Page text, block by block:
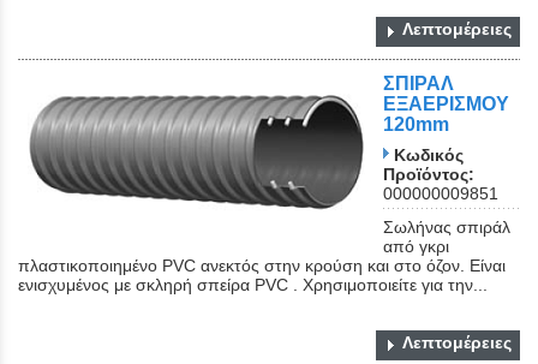
Λεπτομέρειες
ΣΠΙΡΑΛ
ΕΞΑΕΡΙΣΜΟΥ
120mm
Κωδικός
Προϊόντος:
000000009851
Σωλήνας σπιράλ
από γκρι
πλαστικοποιημένο PVC ανεκτός στην κρούση και στο όζον. Είναι
ενισχυμένος με σκληρή σπείρα PVC . Χρησιμοποιείτε για την...
Λεπτομέρειες